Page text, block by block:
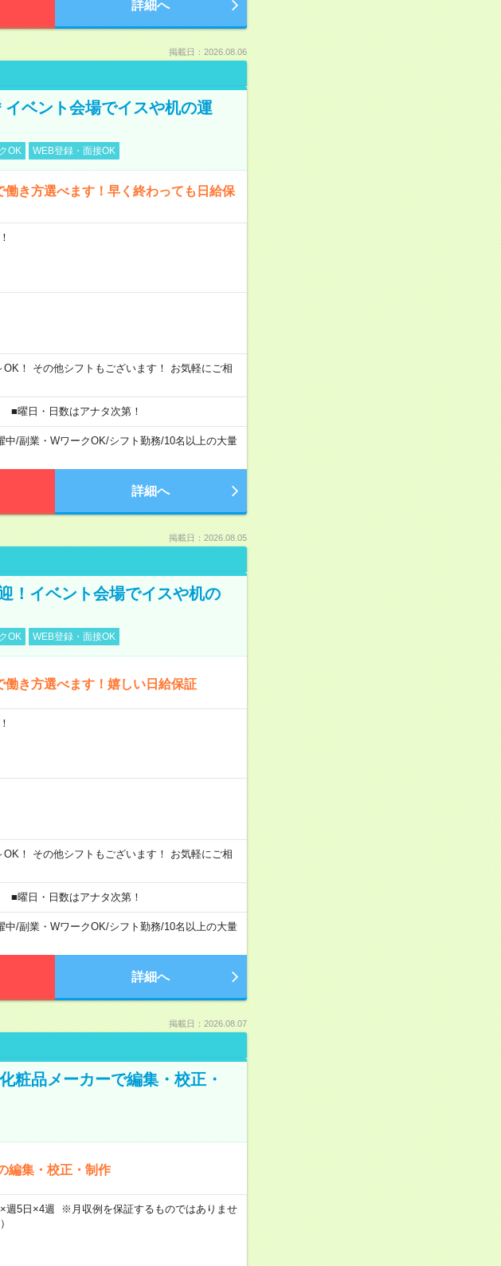
詳細へ
掲載日：2026.08.06
ベント会場でイスや机の運
OK WEB登録・面接OK
き方選べます！早く終わっても日給保
！ その他シフトもございます！ お気軽にご相
曜日・日数はアナタ次第！
中/副業・WワークOK/シフト勤務/10名以上の大量
詳細へ
掲載日：2026.08.05
！イベント会場でイスや机の
OK WEB登録・面接OK
き方選べます！嬉しい日給保証
！ その他シフトもございます！ お気軽にご相
曜日・日数はアナタ次第！
中/副業・WワークOK/シフト勤務/10名以上の大量
詳細へ
掲載日：2026.08.07
粧品メーカーで編集・校正・
編集・校正・制作
5日×4週 ※月収例を保証するものではありませ